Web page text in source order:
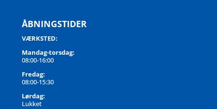
ÅBNINGSTIDER
VÆRKSTED:
Mandag-torsdag:
08:00-16:00
Fredag:
08:00-15:30
Lørdag:
Lukket